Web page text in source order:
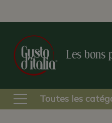
Les bons
Toutes les